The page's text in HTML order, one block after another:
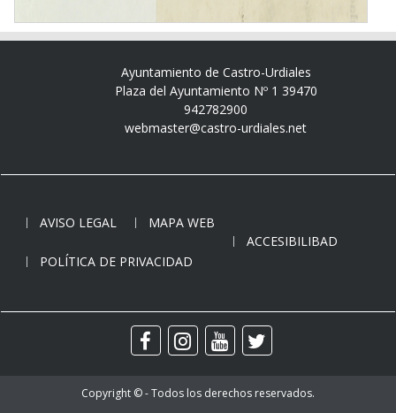
Ayuntamiento de Castro-Urdiales
Plaza del Ayuntamiento Nº 1 39470
942782900
webmaster@castro-urdiales.net
AVISO LEGAL
MAPA WEB
ACCESIBILIBAD
POLÍTICA DE PRIVACIDAD
Copyright © - Todos los derechos reservados.